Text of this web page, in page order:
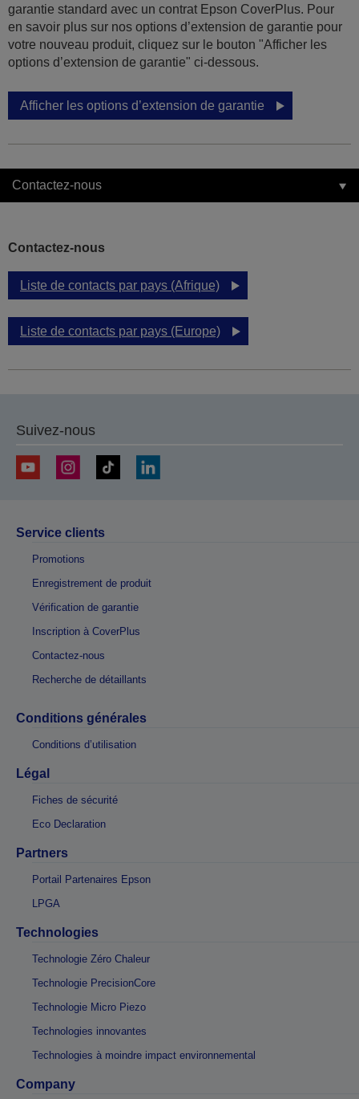
garantie standard avec un contrat Epson CoverPlus. Pour
en savoir plus sur nos options d’extension de garantie pour
votre nouveau produit, cliquez sur le bouton "Afficher les
options d’extension de garantie" ci-dessous.
Afficher les options d’extension de garantie
Contactez-nous
Contactez-nous
Liste de contacts par pays (Afrique)
Liste de contacts par pays (Europe)
Suivez-nous
Service clients
Promotions
Enregistrement de produit
Vérification de garantie
Inscription à CoverPlus
Contactez-nous
Recherche de détaillants
Conditions générales
Conditions d’utilisation
Légal
Fiches de sécurité
Eco Declaration
Partners
Portail Partenaires Epson
LPGA
Technologies
Technologie Zéro Chaleur
Technologie PrecisionCore
Technologie Micro Piezo
Technologies innovantes
Technologies à moindre impact environnemental
Company